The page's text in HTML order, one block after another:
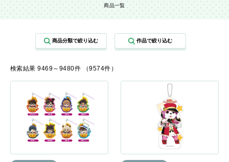
商品一覧
検索結果 9469～9480件 （9574件）